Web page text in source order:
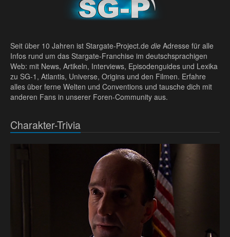
Seit über 10 Jahren ist Stargate-Project.de die Adresse für alle
Infos rund um das Stargate-Franchise im deutschsprachigen
Web: mit News, Artikeln, Interviews, Episodenguides und Lexika
zu SG-1, Atlantis, Universe, Origins und den Filmen. Erfahre
alles über ferne Welten und Conventions und tausche dich mit
anderen Fans in unserer Foren-Community aus.
Charakter-Trivia